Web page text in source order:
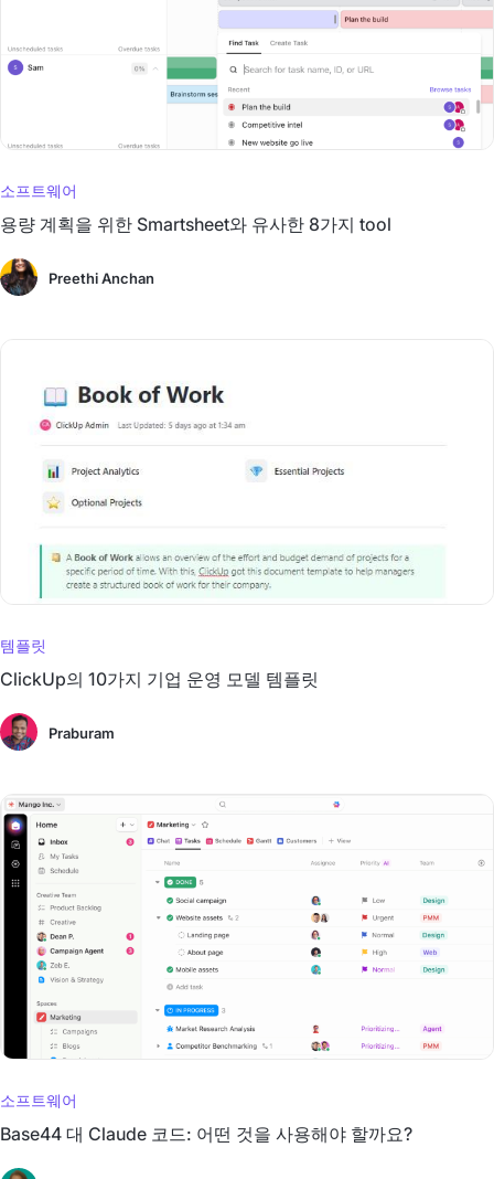
소프트웨어
용량 계획을 위한 Smartsheet와 유사한 8가지 tool
Preethi Anchan
템플릿
ClickUp의 10가지 기업 운영 모델 템플릿
Praburam
소프트웨어
Base44 대 Claude 코드: 어떤 것을 사용해야 할까요?